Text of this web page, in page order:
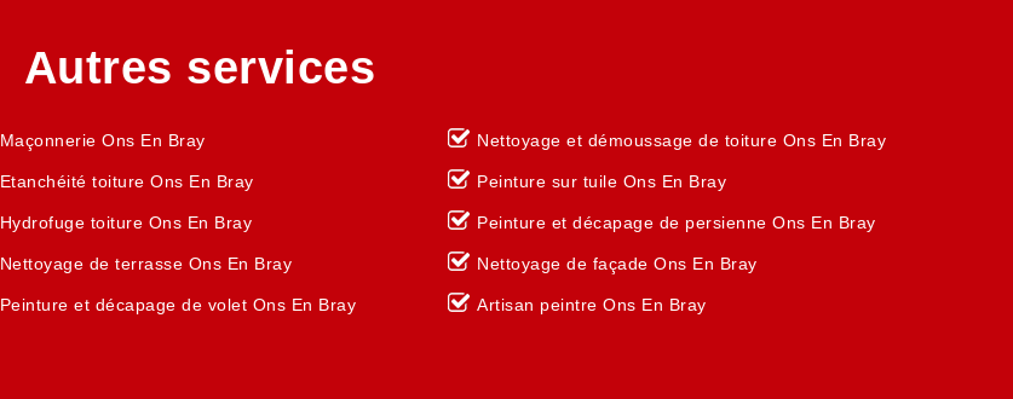
Autres services
Maçonnerie Ons En Bray
Etanchéité toiture Ons En Bray
Hydrofuge toiture Ons En Bray
Nettoyage de terrasse Ons En Bray
Peinture et décapage de volet Ons En Bray
Nettoyage et démoussage de toiture Ons En Bray
Peinture sur tuile Ons En Bray
Peinture et décapage de persienne Ons En Bray
Nettoyage de façade Ons En Bray
Artisan peintre Ons En Bray